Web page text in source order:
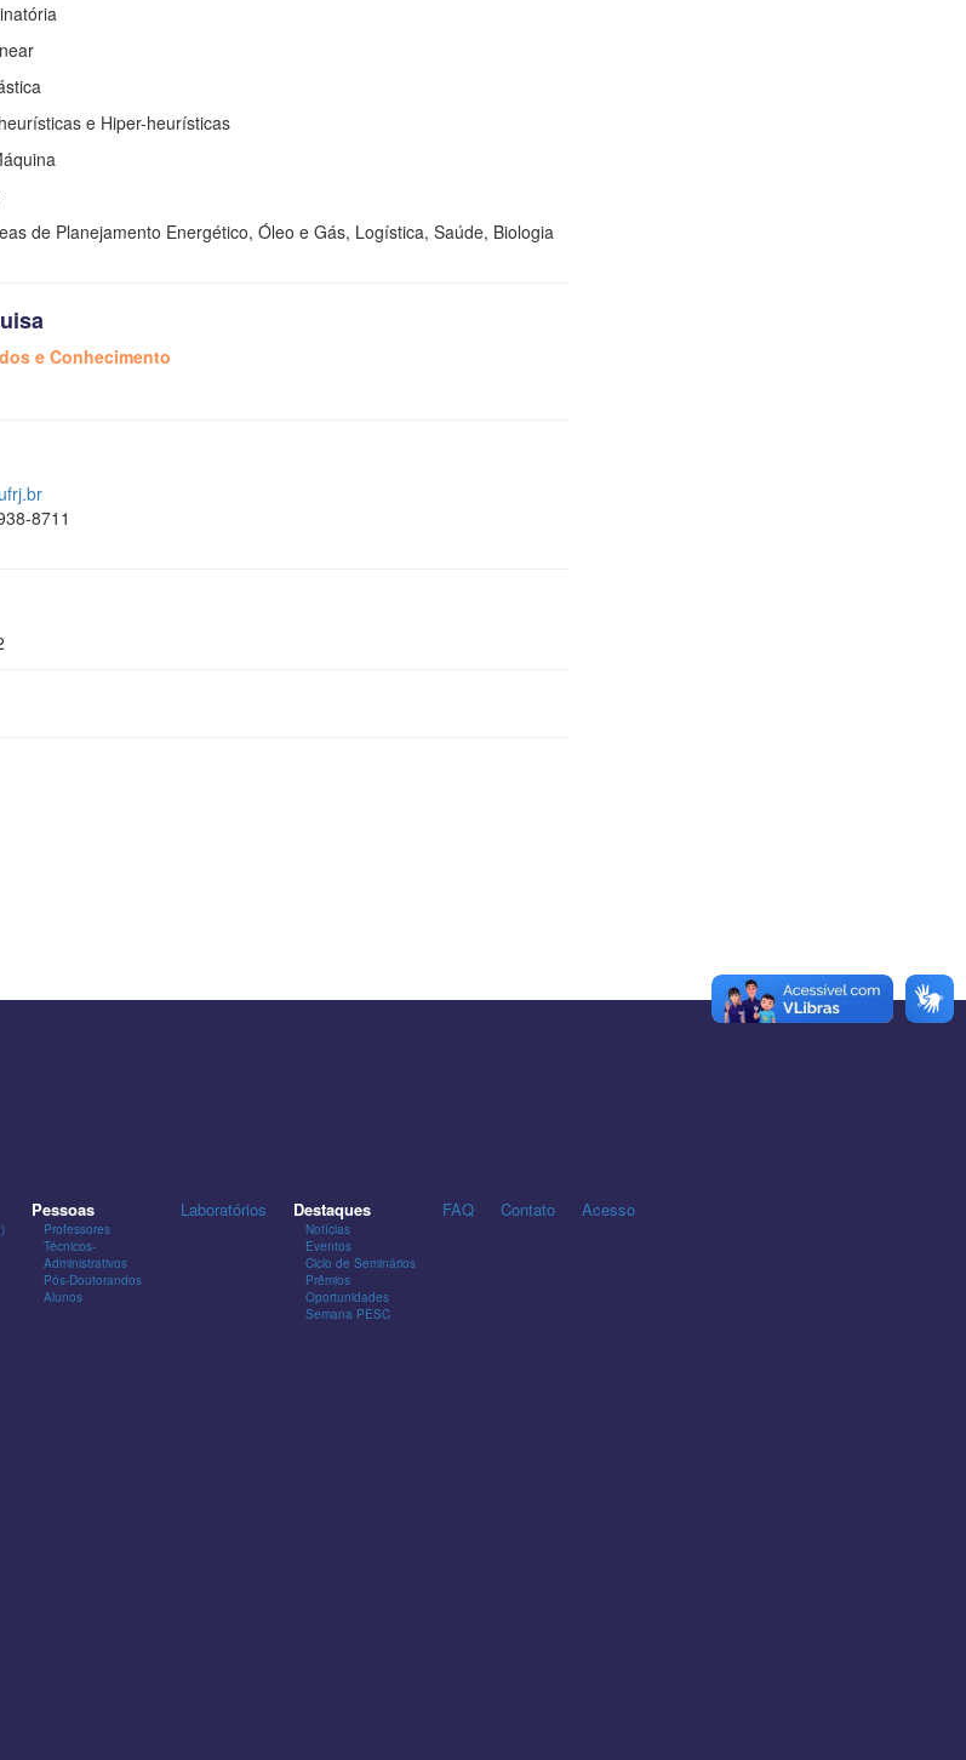
e Hiper-heurísticas
de Planejamento Energético, Óleo e Gás, Logística, Saúde, Biologia
e Conhecimento
8711
Pessoas
Professores
Técnicos-
Administrativos
Pós-Doutorandos
Alunos
Laboratórios Destaques
Notícias
Eventos
Ciclo de Seminários
Prêmios
Oportunidades
Semana PESC
FAQ Contato Acesso